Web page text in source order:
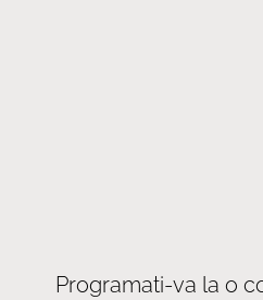
Programati-va la o